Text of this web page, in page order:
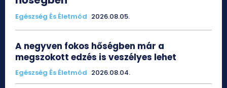
Egészség És Életmód 2026.08.05.
A negyven fokos hőségben már a
megszokott edzés is veszélyes lehet
Egészség És Életmód 2026.08.04.